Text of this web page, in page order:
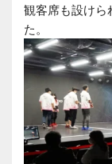
観客席も設けら
た。